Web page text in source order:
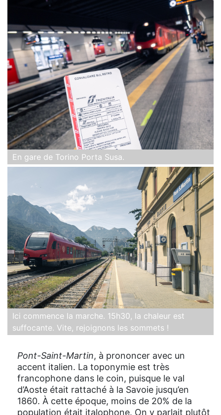
En gare de Torino Porta Susa.
Ici commence la marche. 15h30, la chaleur est
suffocante. Vite, rejoignons les sommets !
Pont-Saint-Martin, à prononcer avec un
accent italien. La toponymie est très
francophone dans le coin, puisque le val
d’Aoste était rattaché à la Savoie jusqu’en
1860. À cette époque, moins de 20% de la
population était italophone. On y parlait plutôt